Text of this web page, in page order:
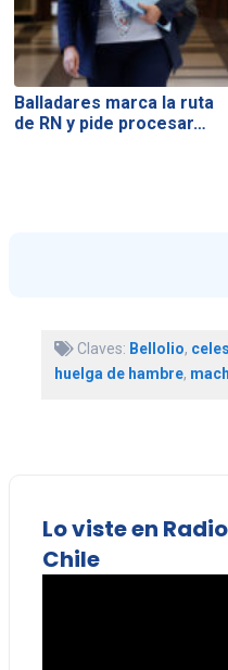
Balladares marca la ruta
de RN y pide procesar…
Claves: Bellolio,
huelga de hambre,
Lo viste en
Chile